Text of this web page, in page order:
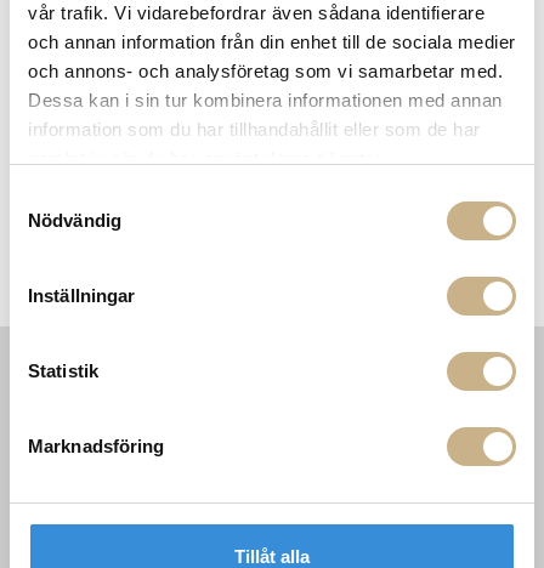
vår trafik. Vi vidarebefordrar även sådana identifierare
och annan information från din enhet till de sociala medier
och annons- och analysföretag som vi samarbetar med.
Dessa kan i sin tur kombinera informationen med annan
information som du har tillhandahållit eller som de har
Nödvändig
Inställningar
Statistik
Marknadsföring
Tillåt alla
Fri frakt på mindra varor vid köp över 1000:-
900:- i frakt vid köp av större möbler
Hämta i butik
FRÅGA OSS OM PRODUKTEN
BESKRIVNING
Startsidan
033 10 75 76
info@mariellastore.se